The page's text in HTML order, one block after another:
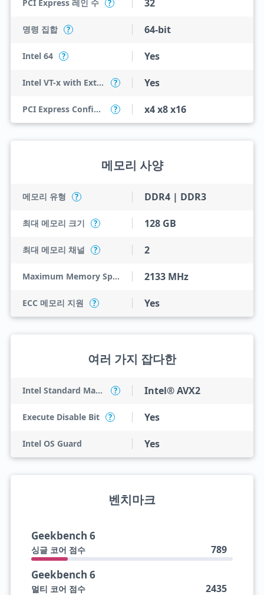
PCI Express 레인 수 ? 32
명령 집합 ? 64-bit
Intel 64 ? Yes
Intel VT-x with Extended Page Tables (EPT) ? Yes
PCI Express Configurations ? x4 x8 x16
메모리 사양
메모리 유형 ? DDR4 | DDR3
최대 메모리 크기 ? 128 GB
최대 메모리 채널 ? 2
Maximum Memory Speed 2133 MHz
ECC 메모리 지원 ? Yes
여러 가지 잡다한
Intel Standard Manageability (ISM) ? Intel® AVX2
Execute Disable Bit ? Yes
Intel OS Guard Yes
벤치마크
Geekbench 6
싱글 코어 점수 789
Geekbench 6
멀티 코어 점수 2435